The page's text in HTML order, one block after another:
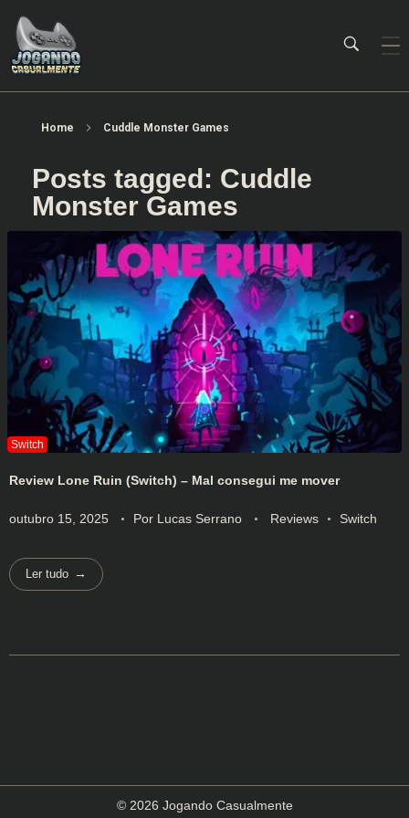
Home Cuddle Monster Games
Posts tagged: Cuddle
Monster Games
Review Lone Ruin (Switch) – Mal consegui me mover
outubro 15, 2025 Por Lucas Serrano Reviews Switch
Ler tudo
© 2026 Jogando Casualmente